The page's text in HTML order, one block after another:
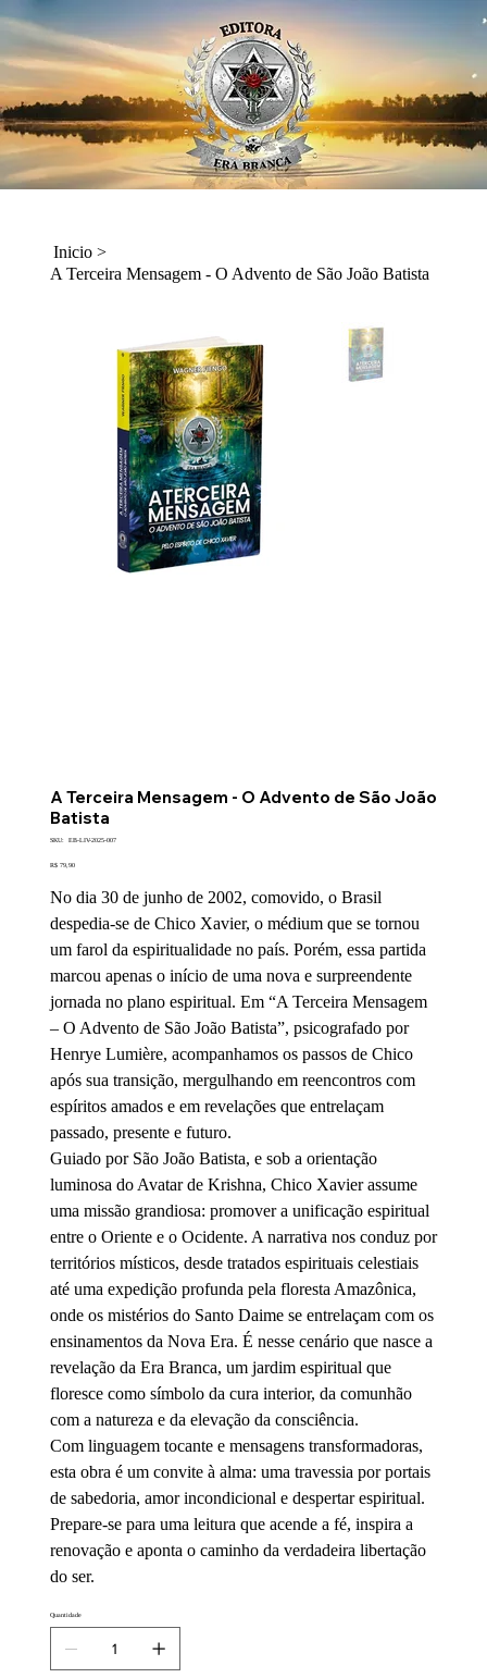
Inicio >
A Terceira Mensagem - O Advento de São João Batista
A Terceira Mensagem - O Advento de São João
Batista
SKU:
SKU
LIV-
007
EB-LIV-2025-007
Preço
R$ 79,90
No dia 30 de junho de 2002, comovido, o Brasil
despedia-se de Chico Xavier, o médium que se tornou
um farol da espiritualidade no país. Porém, essa partida
marcou apenas o início de uma nova e surpreendente
jornada no plano espiritual. Em “A Terceira Mensagem
– O Advento de São João Batista”, psicografado por
Henrye Lumière, acompanhamos os passos de Chico
após sua transição, mergulhando em reencontros com
espíritos amados e em revelações que entrelaçam
passado, presente e futuro.
Guiado por São João Batista, e sob a orientação
luminosa do Avatar de Krishna, Chico Xavier assume
uma missão grandiosa: promover a unificação espiritual
entre o Oriente e o Ocidente. A narrativa nos conduz por
territórios místicos, desde tratados espirituais celestiais
até uma expedição profunda pela floresta Amazônica,
onde os mistérios do Santo Daime se entrelaçam com os
ensinamentos da Nova Era. É nesse cenário que nasce a
revelação da Era Branca, um jardim espiritual que
floresce como símbolo da cura interior, da comunhão
com a natureza e da elevação da consciência.
Com linguagem tocante e mensagens transformadoras,
esta obra é um convite à alma: uma travessia por portais
de sabedoria, amor incondicional e despertar espiritual.
Prepare-se para uma leitura que acende a fé, inspira a
renovação e aponta o caminho da verdadeira libertação
do ser.
Quantidade